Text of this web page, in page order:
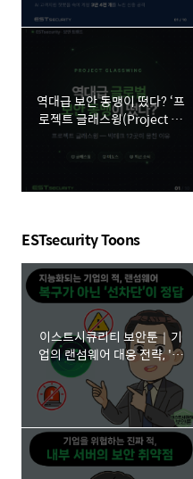
역대급 보안 동맹이 떴다? ‘프
로젝트 글래스윙(Project Gl
asswing)'이란?
ESTsecurity Toons
이스트시큐리티 보안툰｜기
업의 랜섬웨어 대응 전략, '선
차단'이 핵심!